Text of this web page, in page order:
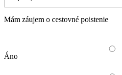
Mám záujem o cestovné poistenie
Áno